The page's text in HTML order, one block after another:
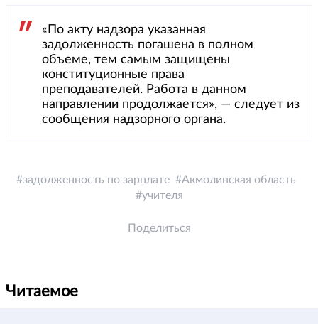
«По акту надзора указанная
задолженность погашена в полном
объеме, тем самым защищены
конституционные права
преподавателей. Работа в данном
направлении продолжается», — следует из
сообщения надзорного органа.
задолженность по зарплате
Акмолинская область
учителя
Поделиться
Читаемое